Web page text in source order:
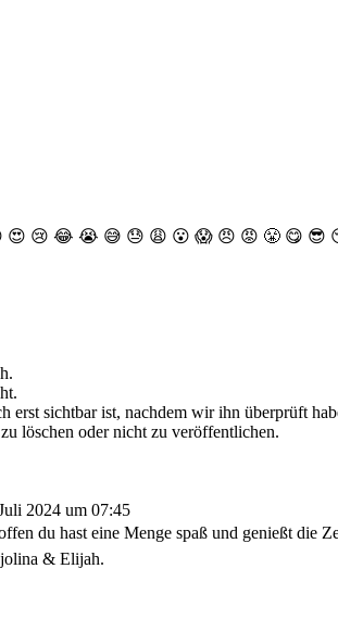
😍 😢 😂 😭 😅 😓 😩 😮 😱 😠 😡 😤 😋 😎
erst sichtbar ist, nachdem wir ihn überprüft
löschen oder nicht zu veröffentlichen.
2024 um 07:45
du hast eine Menge spaß und genießt
& Elijah.